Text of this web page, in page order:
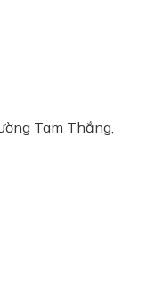
Tam Thắng,